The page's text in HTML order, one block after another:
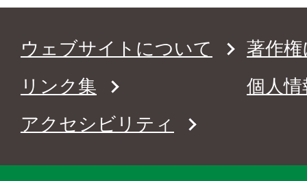
ウェブサイトについて
著作
リンク集
個人
アクセシビリティ